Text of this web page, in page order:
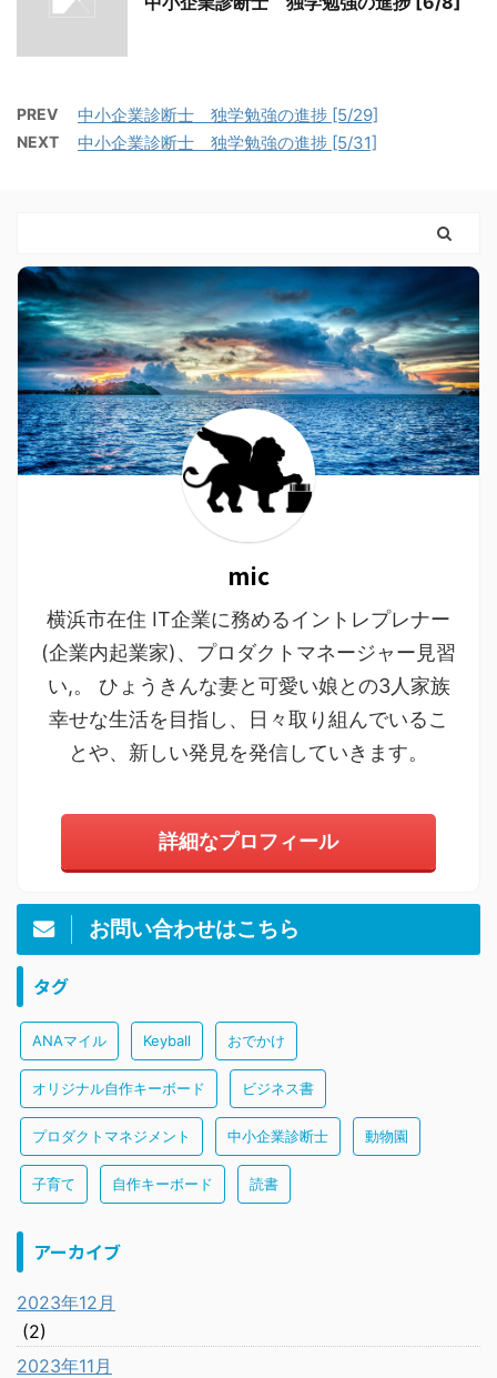
PREV 中小企業診断士 独学勉強の進捗 [5/29]
NEXT 中小企業診断士 独学勉強の進捗 [5/31]
mic
横浜市在住 IT企業に務めるイントレプレナー
(企業内起業家)、プロダクトマネージャー見習
い,。 ひょうきんな妻と可愛い娘との3人家族
幸せな生活を目指し、日々取り組んでいるこ
とや、新しい発見を発信していきます。
詳細なプロフィール
お問い合わせはこちら
タグ
ANAマイル Keyball おでかけ
オリジナル自作キーボード ビジネス書
プロダクトマネジメント 中小企業診断士 動物園
子育て 自作キーボード 読書
アーカイブ
2023年12月
(2)
2023年11月